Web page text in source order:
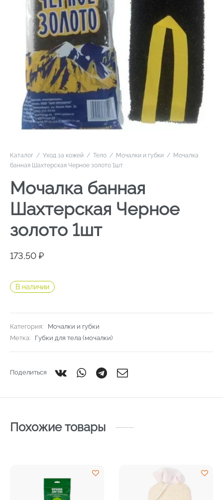
Каталог / Уход за кожей / Тело / Мочалки и губки / Мочалка
банная Шахтерская Черное золото 1шт
Мочалка банная
Шахтерская Черное
золото 1шт
173,50 ₽
В наличии
Категория:
Мочалки и губки
Метка:
Губки для тела (мочалки)
Поделиться
Похожие товары